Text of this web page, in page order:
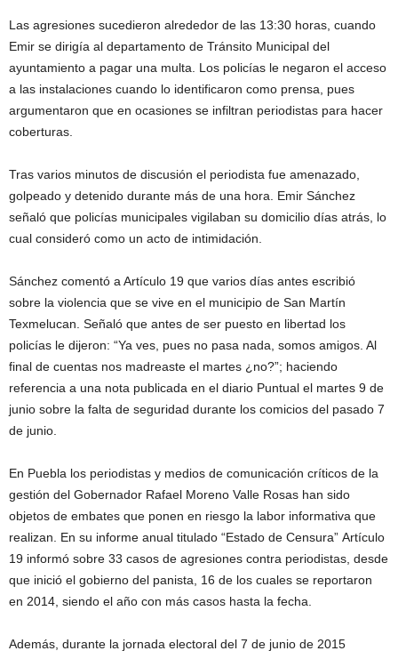
Las agresiones sucedieron alrededor de las 13:30 horas, cuando
Emir se dirigía al departamento de Tránsito Municipal del
ayuntamiento a pagar una multa. Los policías le negaron el acceso
a las instalaciones cuando lo identificaron como prensa, pues
argumentaron que en ocasiones se infiltran periodistas para hacer
coberturas.
Tras varios minutos de discusión el periodista fue amenazado,
golpeado y detenido durante más de una hora. Emir Sánchez
señaló que policías municipales vigilaban su domicilio días atrás, lo
cual consideró como un acto de intimidación.
Sánchez comentó a Artículo 19 que varios días antes escribió
sobre la violencia que se vive en el municipio de San Martín
Texmelucan. Señaló que antes de ser puesto en libertad los
policías le dijeron: “Ya ves, pues no pasa nada, somos amigos. Al
final de cuentas nos madreaste el martes ¿no?”; haciendo
referencia a una nota publicada en el diario Puntual el martes 9 de
junio sobre la falta de seguridad durante los comicios del pasado 7
de junio.
En Puebla los periodistas y medios de comunicación críticos de la
gestión del Gobernador Rafael Moreno Valle Rosas han sido
objetos de embates que ponen en riesgo la labor informativa que
realizan. En su informe anual titulado “Estado de Censura” Artículo
19 informó sobre 33 casos de agresiones contra periodistas, desde
que inició el gobierno del panista, 16 de los cuales se reportaron
en 2014, siendo el año con más casos hasta la fecha.
Además, durante la jornada electoral del 7 de junio de 2015